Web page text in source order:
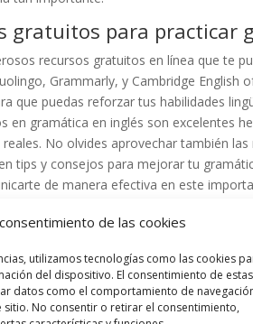
de las cookies
utilizamos tecnologías como las cookies
del dispositivo. El consentimiento de estas
datos como el comportamiento de
sitio. No consentir o retirar el consentimiento,
gratuitos para practicar
recursos gratuitos en línea que te
Grammarly, y Cambridge English
que puedas reforzar tus habilidades
en gramática en inglés son excelentes
No olvides aprovechar también
tips y consejos para mejorar tu
de manera efectiva en este
en inglés te permitirá
laborales y académicas. Sigue